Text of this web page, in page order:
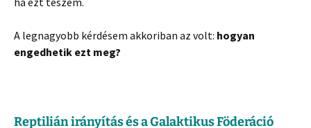
A legnagyobb kérdésem akkoriban az volt: hogyan
engedhetik ezt meg?
Reptilián irányítás és a Galaktikus Föderáció